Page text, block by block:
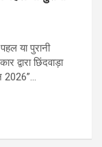
या पुरानी
द्वारा छिंदवाड़ा
2026”…